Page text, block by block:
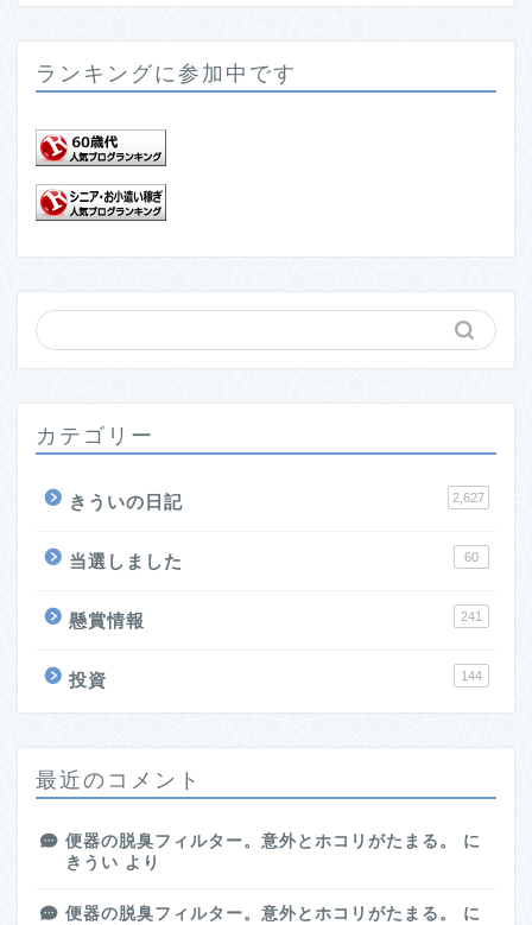
ランキングに参加中です
カテゴリー
きういの日記 2,627
当選しました 60
懸賞情報 241
投資 144
最近のコメント
便器の脱臭フィルター。意外とホコリがたまる。
に
きうい より
便器の脱臭フィルター。意外とホコリがたまる。
に